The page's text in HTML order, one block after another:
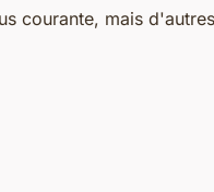
courante, mais